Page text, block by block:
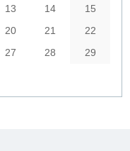
13 14
15
20 21
22
27 28
29